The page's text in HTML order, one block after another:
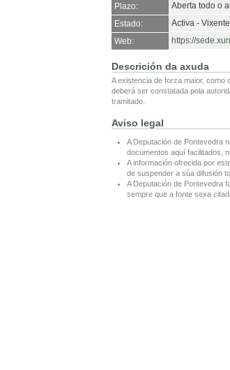
Plazo:
Aberta todo o
Estado:
Activa - Vixente
Web:
https://
Descrición da axuda
A existencia de forza maior, como
deberá ser constatada pola
tramitado.
Aviso legal
A Deputación de Pontevedra
documentos aquí facilitados,
A información ofrecida por
de suspender a súa difusión
A Deputación de Pontevedra
sempre que a fonte sexa